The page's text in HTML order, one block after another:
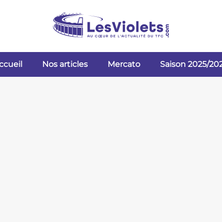
Nos articles Mercato Saison 2025/